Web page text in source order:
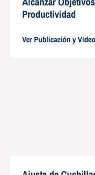
Productividad
Ver Publicación y Video